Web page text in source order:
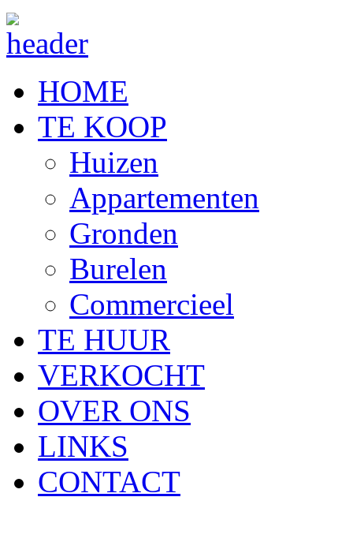
HOME
TE KOOP
Huizen
Appartementen
Gronden
Burelen
Commercieel
TE HUUR
VERKOCHT
OVER ONS
LINKS
CONTACT